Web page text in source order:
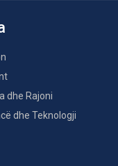
dhe Rajoni
dhe Teknologji